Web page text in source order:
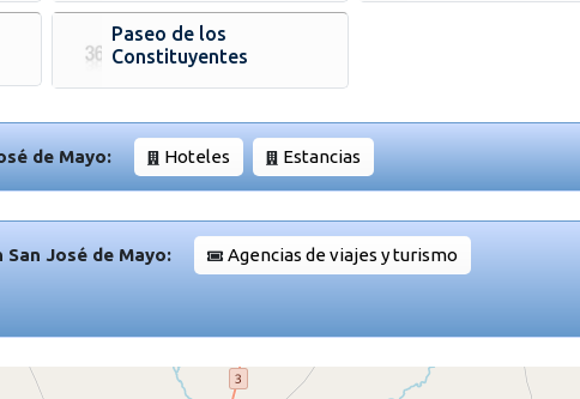
Paseo de los
Constituyentes
de Mayo: Hoteles Estancias
San José de Mayo: Agencias de viajes y turismo